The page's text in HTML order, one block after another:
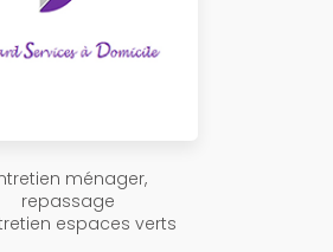
ménager,
repassage
espaces verts